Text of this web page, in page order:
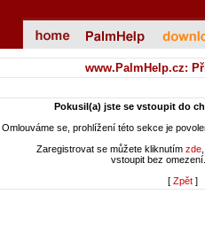
www.PalmHelp.cz:
Pokusil(a) jste se vstoupit do
Omlouváme se, prohlížení této sekce je
Zaregistrovat se můžete kliknutím zde
vstoupit bez
[ Zpět]